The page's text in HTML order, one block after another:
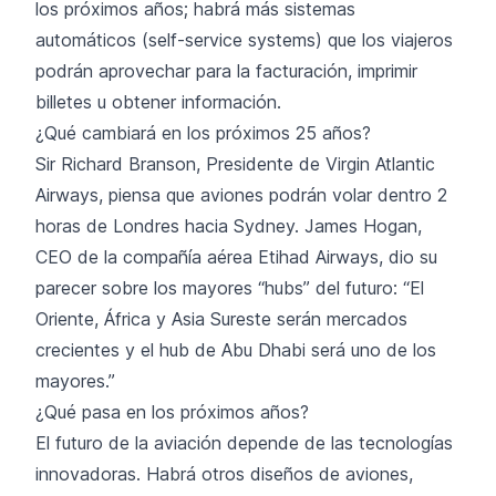
los próximos años; habrá más sistemas
automáticos (self-service systems) que los viajeros
podrán aprovechar para la facturación, imprimir
billetes u obtener información.
¿Qué cambiará en los próximos 25 años?
Sir Richard Branson, Presidente de Virgin Atlantic
Airways, piensa que aviones podrán volar dentro 2
horas de Londres hacia Sydney. James Hogan,
CEO de la compañía aérea Etihad Airways, dio su
parecer sobre los mayores “hubs” del futuro: “El
Oriente, África y Asia Sureste serán mercados
crecientes y el hub de Abu Dhabi será uno de los
mayores.”
¿Qué pasa en los próximos años?
El futuro de la aviación depende de las tecnologías
innovadoras. Habrá otros diseños de aviones,